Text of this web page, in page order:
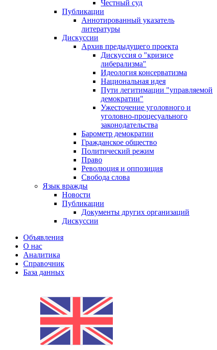
Честный суд
Публикации
Аннотированный указатель
литературы
Дискуссии
Архив предыдущего проекта
Дискуссия о "кризисе
либерализма"
Идеология консерватизма
Национальная идея
Пути легитимации "управляемой
демократии"
Ужесточение уголовного и
уголовно-процесуального
законодательства
Барометр демократии
Гражданское общество
Политический режим
Право
Революция и оппозиция
Свобода слова
Язык вражды
Новости
Публикации
Документы других организаций
Дискуссии
Объявления
О нас
Аналитика
Справочник
База данных